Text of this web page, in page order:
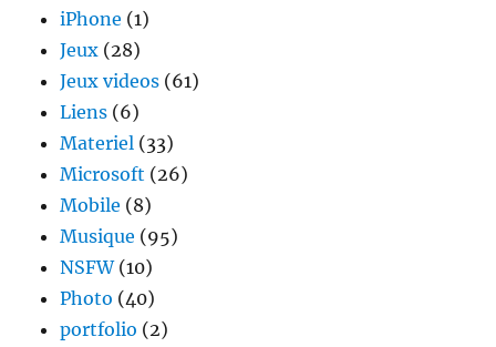
iPhone (1)
Jeux (28)
Jeux videos (61)
Liens (6)
Materiel (33)
Microsoft (26)
Mobile (8)
Musique (95)
NSFW(10)
Photo (40)
portfolio (2)